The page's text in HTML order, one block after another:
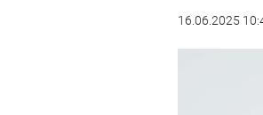
16.06.2025